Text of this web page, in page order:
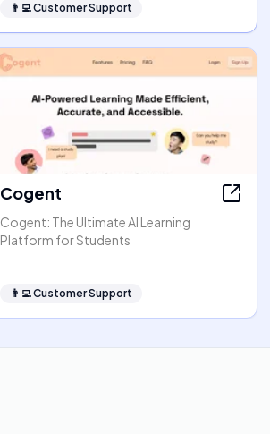
👨‍💻Customer Support
Cogent
Cogent: The Ultimate AI Learning
Platform for Students
👨‍💻Customer Support